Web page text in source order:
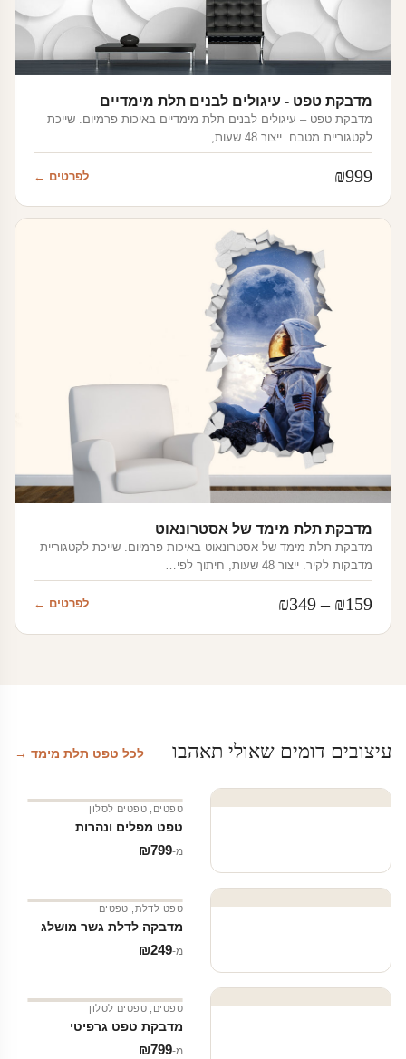
מדבקת טפט - עיגולים לבנים תלת מימדיים
מדבקת טפט – עיגולים לבנים תלת מימדיים באיכות פרמיום. שייכת
לקטגוריית מטבח. ייצור 48 שעות, …
₪999 לפרטים ←
מדבקת תלת מימד של אסטרונאוט
מדבקת תלת מימד של אסטרונאוט באיכות פרמיום. שייכת לקטגוריית
מדבקות לקיר. ייצור 48 שעות, חיתוך לפי…
₪159
–
₪349
מחירים:
לפרטים ←
עיצובים דומים שאולי תאהבו לכל טפט תלת מימד →
טפטים טפטים לסלון
טפט מפלים ונהרות
מ‑ ₪799
טפט לדלת טפטים
מדבקה לדלת גשר מושלג
מ‑ ₪249
טפטים טפטים לסלון
מדבקת טפט גרפיטי
מ‑ ₪799